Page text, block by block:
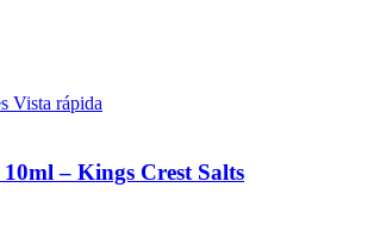
Vista rápida
– Kings Crest Salts